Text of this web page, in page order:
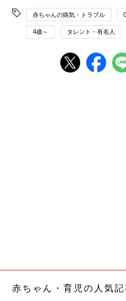
赤ちゃんの病気・トラブル
4歳～ タレント・有名人
赤ちゃん・育児の人気